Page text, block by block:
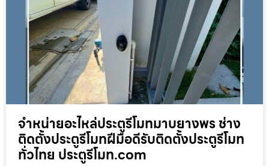
จำหน่ายอะไหล่ประตูรีโมทมาบยางพร ช่าง
ติดตั้งประตูรีโมทฝีมือดีรับติดตั้งประตูรีโมท
ทั่วไทย ประตูรีโมท.com